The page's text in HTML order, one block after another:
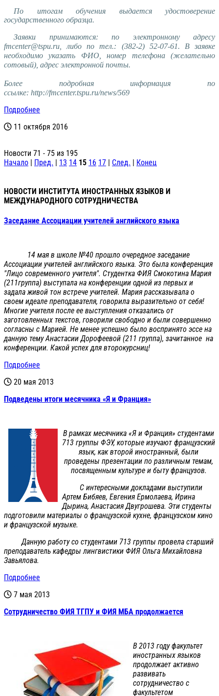
По итогам обучения выдается удостоверение
государственного образца.
Заявки принимаются: по электронному адресу
fmcenter@tspu.ru, либо по тел.: (382-2) 52-07-61. В заявке
необходимо указать ФИО, номер телефона (желательно
сотовый), адрес электронной почты.
Более подробная информация по
ссылке: http://fmcenter.tspu.ru/news/569
Подробнее
11 октября 2016
Новости 71 - 75 из 195
Начало | Пред. | 13 14 15 16 17 | След. | Конец
НОВОСТИ ИНСТИТУТА ИНОСТРАННЫХ ЯЗЫКОВ И
МЕЖДУНАРОДНОГО СОТРУДНИЧЕСТВА
Заседание Ассоциации учителей английского языка
14 мая в школе №40 прошло очередное заседание
Ассоциации учителей английского языка. Это была конференция
"Лицо современного учителя". Студентка ФИЯ Смокотина Мария
(211группа) выступала на конференции одной из первых и
задала живой тон встрече учителей. Мария рассказывала о
своем идеале преподавателя, говорила выразительно от себя!
Многие учителя после ее выступления отказались от
заготовленных текстов, говорили свободно и были совершенно
согласны с Марией. Не менее успешно было воспринято эссе на
данную тему Анастасии Дорофеевой (211 группа), зачитанное на
конференции. Какой успех для второкурсниц!
Подробнее
20 мая 2013
Подведены итоги месячника «Я и Франция»
В рамках месячника «Я и Франция» студентами
713 группы ФЭУ, которые изучают французский
язык, как второй иностранный, были
проведены презентации по различным темам,
посвященным культуре и быту французов.
С интересными докладами выступили
Артем Бибяев, Евгения Ермолаева, Ирина
Дырина, Анастасия Двугрошева. Эти студенты
подготовили материалы о французской кухне, французском кино
и французской музыке.
Данную работу со студентами 713 группы провела старший
преподаватель кафедры лингвистики ФИЯ Ольга Михайловна
Завьялова.
Подробнее
7 мая 2013
Сотрудничество ФИЯ ТГПУ и ФИЯ МБА продолжается
В 2013 году факультет
иностранных языков
продолжает активно
развивать
сотрудничество с
факультетом